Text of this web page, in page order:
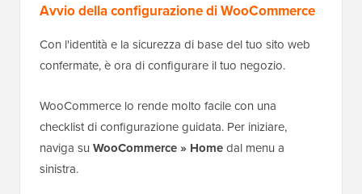
Avvio della configurazione di WooCommerce
Con l'identità e la sicurezza di base del tuo sito web
confermate, è ora di configurare il tuo negozio.
WooCommerce lo rende molto facile con una
checklist di configurazione guidata. Per iniziare,
naviga su WooCommerce » Homedal menu a
sinistra.